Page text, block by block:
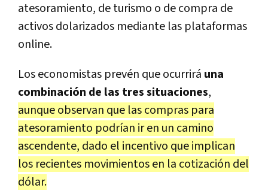
atesoramiento, de turismo o de compra de
activos dolarizados mediante las plataformas
online.
Los economistas prevén que ocurrirá una
combinación de las tres situaciones,
aunque observan que las compras para
atesoramiento podrían ir en un camino
ascendente, dado el incentivo que implican
los recientes movimientos en la cotización del
dólar.